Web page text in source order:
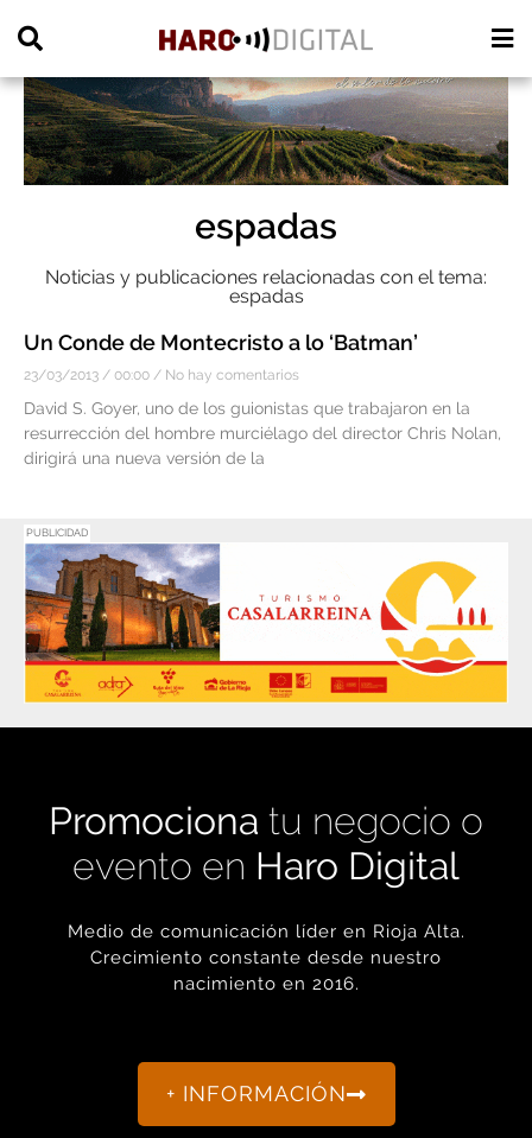
espadas
Noticias y publicaciones relacionadas con el tema:
espadas
Un Conde de Montecristo a lo ‘Batman’
23/03/2013 00:00 No hay comentarios
David S. Goyer, uno de los guionistas que trabajaron en la
resurrección del hombre murciélago del director Chris Nolan,
dirigirá una nueva versión de la
PUBLICIDAD
Promociona tu negocio o
evento en Haro Digital
Medio de comunicación líder en Rioja Alta.
Crecimiento constante desde nuestro
nacimiento en 2016.
+ INFORMACIÓN